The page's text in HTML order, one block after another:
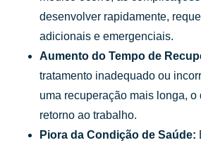
desenvolver rapidamente,
adicionais e emergenciais.
Aumento do Tempo de
tratamento inadequado ou
uma recuperação mais longa, o
retorno ao trabalho.
Piora da Condição de Saúde: